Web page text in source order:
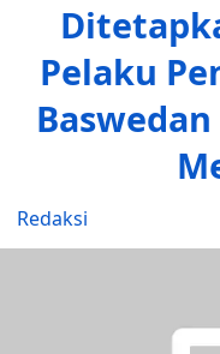
Pelaku
Redaksi